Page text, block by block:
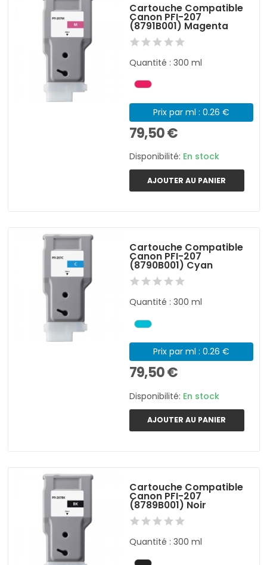
Cartouche Compatible
Canon PFI-207
(8791B001) Magenta
Quantité : 300 ml
Prix par ml : 0.26 €
79,50 €
Disponibilité: En stock
AJOUTER AU PANIER
Cartouche Compatible
Canon PFI-207
(8790B001) Cyan
Quantité : 300 ml
Prix par ml : 0.26 €
79,50 €
Disponibilité: En stock
AJOUTER AU PANIER
Cartouche Compatible
Canon PFI-207
(8789B001) Noir
Quantité : 300 ml